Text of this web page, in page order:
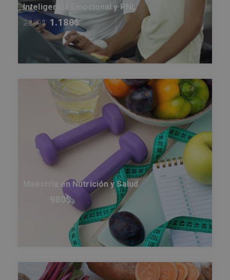
Inteligencia Emocional y PNL
2.360$ 1.180$
Maestría en Nutrición y Salud
980$